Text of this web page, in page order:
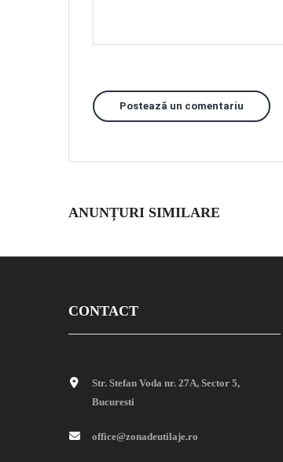
Postează un comentariu
ANUNȚURI SIMILARE
CONTACT
Str. Stefan Voda nr. 27A, Sector 5,
Bucuresti
office@zonadeutilaje.ro